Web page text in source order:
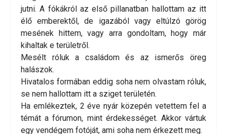
jutni. A fókákról az első pillanatban hallottam az itt
élő emberektől, de igazából vagy eltúlzó görög
mesének hittem, vagy arra gondoltam, hogy már
kihaltak e területről.
Mesélt róluk a családom és az ismerős öreg
halászok.
Hivatalos formában eddig soha nem olvastam róluk,
se nem hallottam itt a sziget területén.
Ha emlékeztek, 2 éve nyár közepén vetettem fel a
témát a fórumon, mint érdekességet. Akkor vártuk
egy vendégem fotóját, ami soha nem érkezett meg.